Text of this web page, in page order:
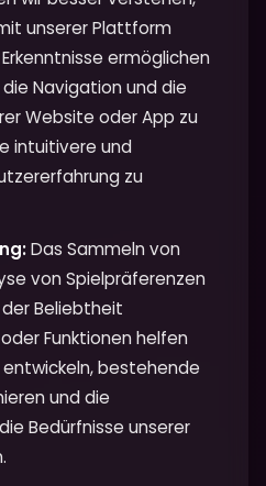
unserer Plattform
ermöglichen
Navigation und die
Website oder App zu
intuitivere und
zu
Das Sammeln von
von Spielpräferenzen
Beliebtheit
Funktionen helfen
entwickeln, bestehende
und die
Bedürfnisse unserer